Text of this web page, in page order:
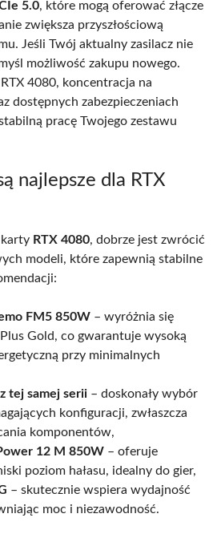
5.0, które mogą oferować złącze
zwiększa przyszłościową
Jeśli Twój aktualny zasilacz nie
możliwość zakupu nowego.
4080, koncentracja na
dostępnych zabezpieczeniach
pracę Twojego zestawu
najlepsze dla RTX
RTX 4080, dobrze jest zwrócić
modeli, które zapewnią stabilne
FM5 850W – wyróżnia się
Gold, co gwarantuje wysoką
przy minimalnych
tej samej serii – doskonały wybór
konfiguracji, zwłaszcza
komponentów,
12 M 850W – oferuje
poziom hałasu, idealny do gier,
– skutecznie wspiera wydajność
moc i niezawodność.